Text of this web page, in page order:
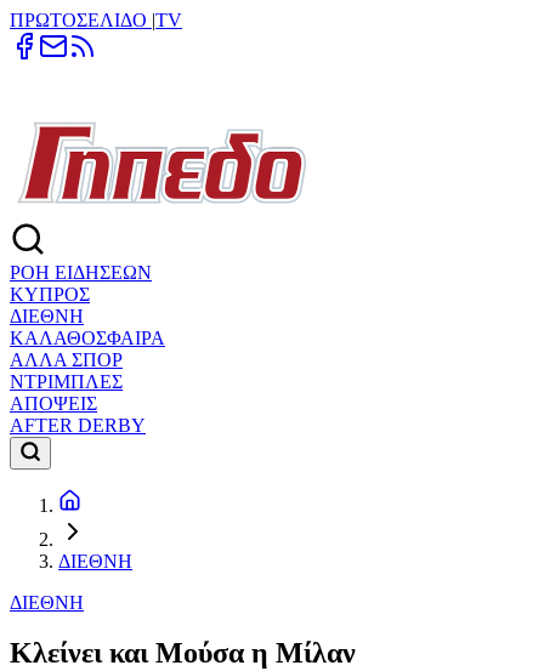
ΠΡΩΤΟΣΕΛΙΔΟ |TV
ΡΟΗ ΕΙΔΗΣΕΩΝ
ΚΥΠΡΟΣ
ΔΙΕΘΝΗ
ΚΑΛΑΘΟΣΦΑΙΡΑ
ΑΛΛΑ ΣΠΟΡ
ΝΤΡΙΜΠΛΕΣ
ΑΠΟΨΕΙΣ
AFTER DERBY
ΔΙΕΘΝΗ
ΔΙΕΘΝΗ
Κλείνει και Μούσα η Μίλαν